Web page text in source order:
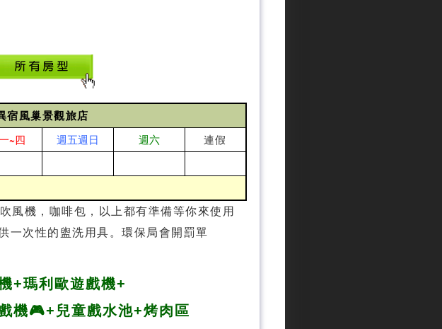
宿風巢景觀旅店
~四 週五週日 週六
連假
風機，咖啡包，以上都有準備等你來使用
一次性的盥洗用具。環保局會開罰單
+瑪利歐遊戲機+
機🎮+兒童戲水池+烤肉區